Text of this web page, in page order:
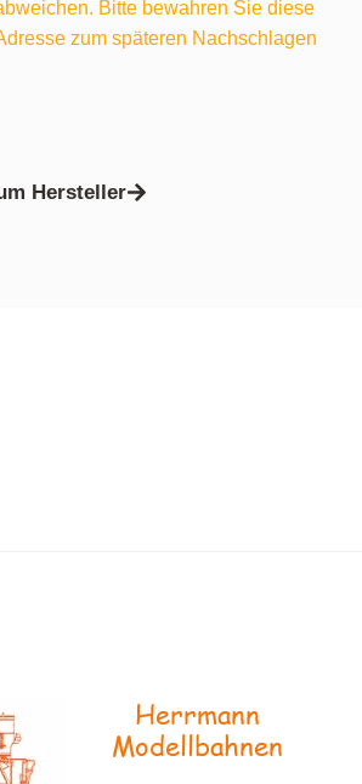
Bitte bewahren Sie diese
zum späteren Nachschlagen
Hersteller
Herrmann
Modellbahnen